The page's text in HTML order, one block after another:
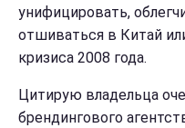
унифицировать,
отшиваться в Китай
кризиса 2008 года.
Цитирую владельца
брендингового